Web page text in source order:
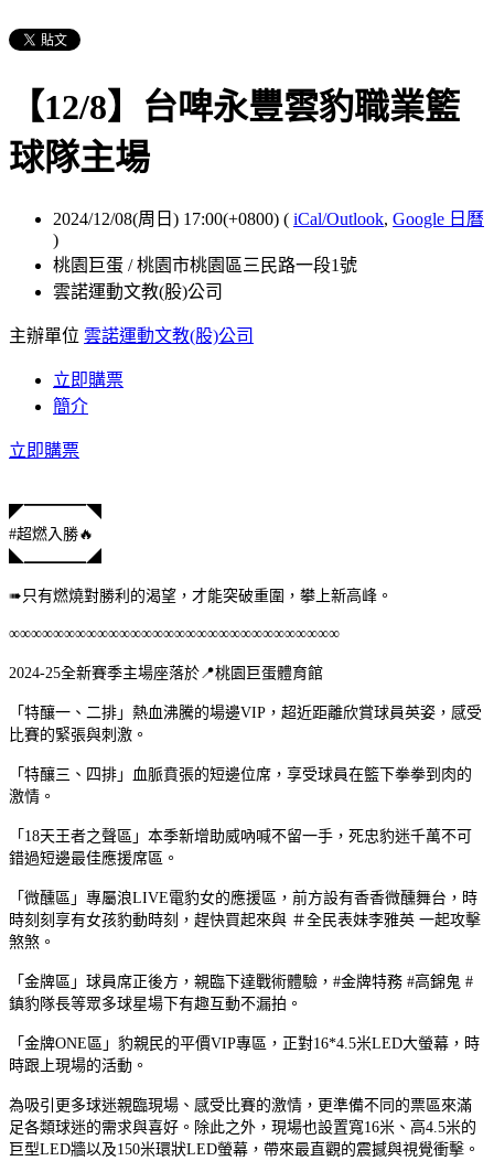
【12/8】台啤永豐雲豹職業籃
球隊主場
2024/12/08(周日) 17:00(+0800) ( iCal/Outlook, Google 日曆
)
桃園巨蛋 / 桃園市桃園區三民路一段1號
雲諾運動文教(股)公司
主辦單位 雲諾運動文教(股)公司
立即購票
簡介
立即購票
◤▔▔▔▔◥
#超燃入勝🔥
◣▁▁▁▁◢
➠只有燃燒對勝利的渴望，才能突破重圍，攀上新高峰。
∞∞∞∞∞∞∞∞∞∞∞∞∞∞∞∞∞∞∞∞∞∞∞∞∞∞∞∞∞∞
2024-25全新賽季主場座落於📍桃園巨蛋體育館
「特釀一、二排」熱血沸騰的場邊VIP，超近距離欣賞球員英姿，感受
比賽的緊張與刺激。
「特釀三、四排」血脈賁張的短邊位席，享受球員在籃下拳拳到肉的
激情。
「18天王者之聲區」本季新增助威吶喊不留一手，死忠豹迷千萬不可
錯過短邊最佳應援席區。
「微醺區」專屬浪LIVE電豹女的應援區，前方設有香香微醺舞台，時
時刻刻享有女孩豹動時刻，趕快買起來與 ＃全民表妹李雅英 一起攻擊
煞煞。
「金牌區」球員席正後方，親臨下達戰術體驗，#金牌特務 #高錦鬼 #
鎮豹隊長等眾多球星場下有趣互動不漏拍。
「金牌ONE區」豹親民的平價VIP專區，正對16*4.5米LED大螢幕，時
時跟上現場的活動。
為吸引更多球迷親臨現場、感受比賽的激情，更準備不同的票區來滿
足各類球迷的需求與喜好。除此之外，現場也設置寬16米、高4.5米的
巨型LED牆以及150米環狀LED螢幕，帶來最直觀的震撼與視覺衝擊。